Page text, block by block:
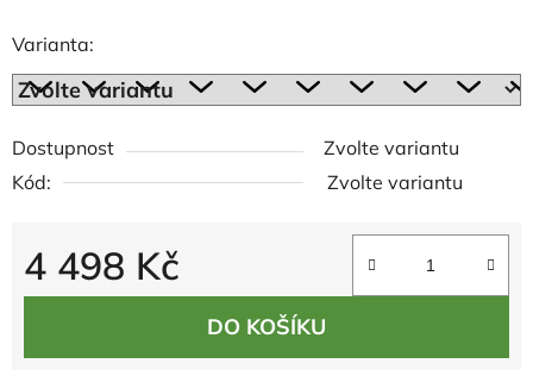
Varianta:
Dostupnost
Zvolte variantu
Kód:
Zvolte variantu
4 498 Kč
Měrná cena:
DO KOŠÍKU